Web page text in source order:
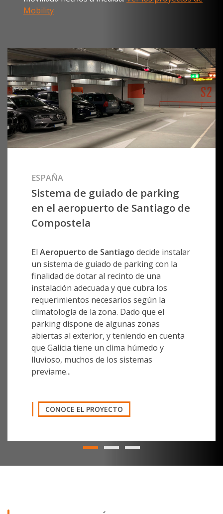
Sistema de guiado de parking
en el aeropuerto de Santiago de
Compostela
un sistema de guiado de parking con la
finalidad de dotar al recinto de una
instalación adecuada y que cubra los
requerimientos necesarios según la
climatología de la zona. Dado que el
parking dispone de algunas zonas
abiertas al exterior, y teniendo en cuenta
que Galicia tiene un clima húmedo y
lluvioso, muchos de los sistemas
previame...